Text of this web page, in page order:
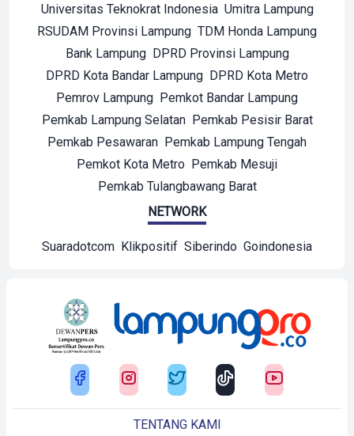
Universitas Teknokrat Indonesia Umitra Lampung
RSUDAM Provinsi Lampung TDM Honda Lampung
Bank Lampung DPRD Provinsi Lampung
DPRD Kota Bandar Lampung DPRD Kota Metro
Pemrov Lampung Pemkot Bandar Lampung
Pemkab Lampung Selatan Pemkab Pesisir Barat
Pemkab Pesawaran Pemkab Lampung Tengah
Pemkot Kota Metro Pemkab Mesuji
Pemkab Tulangbawang Barat
NETWORK
Suaradotcom Klikpositif Siberindo Goindonesia
TENTANG KAMI